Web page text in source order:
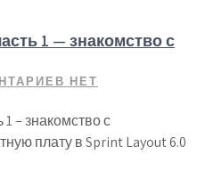
1 — знакомство с
НЕТ
– знакомство с
плату в Sprint Layout 6.0